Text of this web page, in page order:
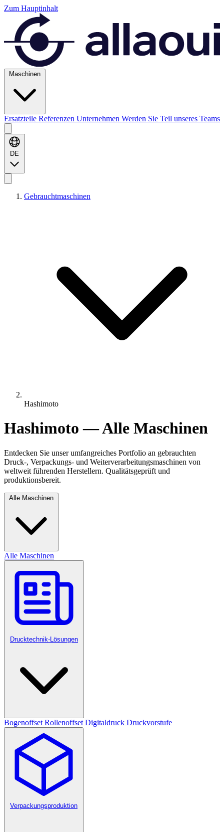
Zum Hauptinhalt
Maschinen
Ersatzteile Referenzen Unternehmen Werden Sie Teil unseres Teams
DE
Gebrauchtmaschinen
Hashimoto
Hashimoto — Alle Maschinen
Entdecken Sie unser umfangreiches Portfolio an gebrauchten
Druck-, Verpackungs- und Weiterverarbeitungsmaschinen von
weltweit führenden Herstellern. Qualitätsgeprüft und
produktionsbereit.
Alle Maschinen
Alle Maschinen
Drucktechnik-Lösungen
Bogenoffset Rollenoffset Digitaldruck Druckvorstufe
Verpackungsproduktion